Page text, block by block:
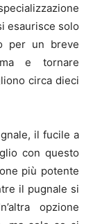
esaurisce solo
per un breve
e tornare
circa dieci
il fucile a
con questo
più potente
il pugnale si
opzione